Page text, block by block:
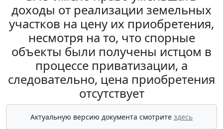
доходы от реализации земельных
участков на цену их приобретения,
несмотря на то, что спорные
объекты были получены истцом в
процессе приватизации, а
следовательно, цена приобретения
отсутствует
Актуальную версию документа смотрите здесь